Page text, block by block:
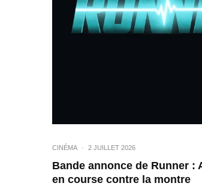
CINÉMA · 2 JUILLET 2026
Bande annonce de Runner :
en course contre la montre